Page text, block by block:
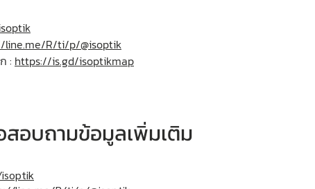
line.me/R/ti/p/@isoptik
: https://is.gd/isoptikmap
อบถามข้อมูลเพิ่มเติม